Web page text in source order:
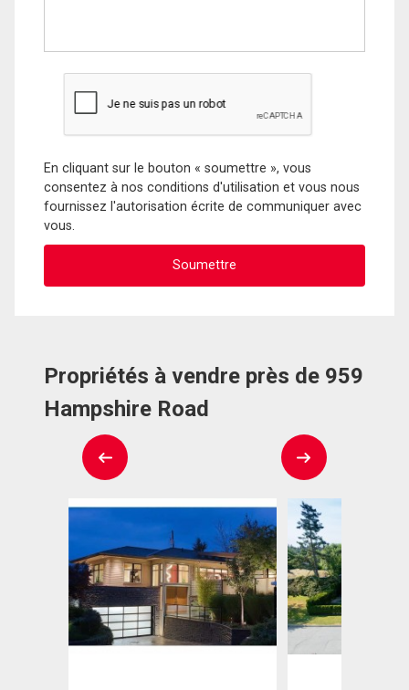
En cliquant sur le bouton « soumettre », vous
consentez à nos conditions d'utilisation et vous nous
fournissez l'autorisation écrite de communiquer avec
vous.
Propriétés à vendre près de 959
Hampshire Road